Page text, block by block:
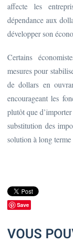
affecte les
dépendance aux
développer son
Certains
mesures pour
de dollars en
encourageant les
plutôt que
substitution des
solution à long
Save
VOUS